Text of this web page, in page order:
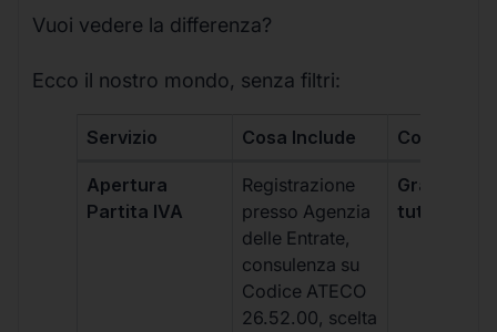
Vuoi vedere la differenza?
Ecco il nostro mondo, senza filtri:
Servizio Cosa Include Costo
Apertura
Partita IVA
Registrazione
presso Agenzia
delle Entrate,
consulenza su
Codice ATECO
26.52.00, scelta
Gratis,
tutti i piani